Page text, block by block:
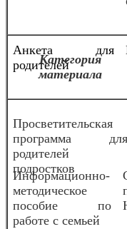
Анкета для
родителей
Информационно-
методическое
пособие по
работе с семьей
Категория
материала
Просветительская
программа для
родителей
подростков